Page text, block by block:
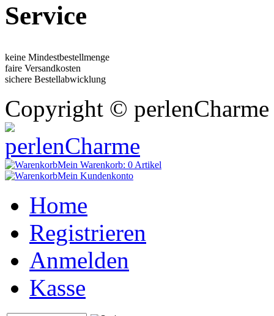
Service
keine Mindestbestellmenge
faire Versandkosten
sichere Bestellabwicklung
Copyright ©
Mein Warenkorb: 0 Artikel
Mein Kundenkonto
Home
Registrieren
Anmelden
Kasse